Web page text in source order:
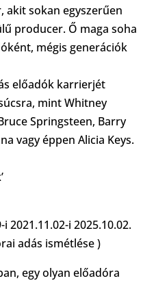
akit sokan egyszerűen
producer. Ő maga soha
mégis generációk
előadók karrierjét
mint Whitney
Springsteen, Barry
vagy éppen Alicia Keys.
2021.11.02-i 2025.10.02.
adás ismétlése )
egy olyan előadóra